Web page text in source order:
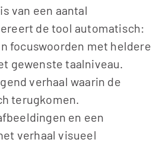
van een aantal
de tool automatisch:
focuswoorden met heldere
gewenste taalniveau.
verhaal waarin de
terugkomen.
en een
verhaal visueel